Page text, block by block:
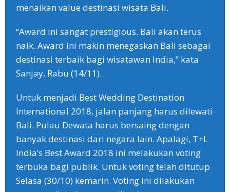
menaikan value destinasi wisata Bali.
“Award ini sangat prestigious. Bali akan terus
naik. Award ini makin menegaskan Bali sebagai
destinasi terbaik bagi wisatawan India,” kata
Sanjay, Rabu (14/11).
Untuk menjadi Best Wedding Destination
International 2018, jalan panjang harus dilewati
Bali. Pulau Dewata harus bersaing dengan
banyak destinasi dari negara lain. Apalagi, T+L
India’s Best Award 2018 ini melakukan voting
terbuka bagi publik. Untuk voting telah ditutup
Selasa (30/10) kemarin. Voting ini dilakukan